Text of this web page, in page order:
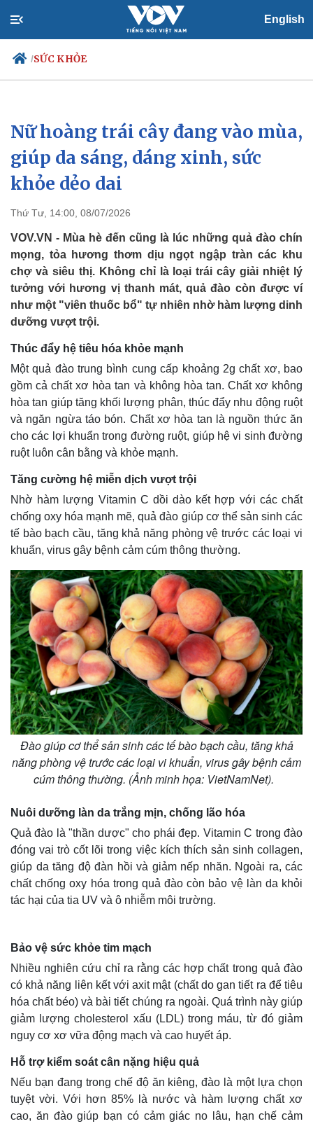
English
/SỨC KHỎE
Chính trị
Đảng
Tổ chức nhân sự
Quốc hội
Xã hội
Tin 24h
Dự báo thời tiết
Nữ hoàng trái cây đang vào mùa,
giúp da sáng, dáng xinh, sức
khỏe dẻo dai
Thứ Tư, 14:00, 08/07/2026
VOV.VN - Mùa hè đến cũng là lúc những quả đào chín
mọng, tỏa hương thơm dịu ngọt ngập tràn các khu
chợ và siêu thị. Không chỉ là loại trái cây giải nhiệt lý
tưởng với hương vị thanh mát, quả đào còn được ví
như một "viên thuốc bổ" tự nhiên nhờ hàm lượng dinh
dưỡng vượt trội.
Thúc đẩy hệ tiêu hóa khỏe mạnh
Một quả đào trung bình cung cấp khoảng 2g chất xơ, bao
gồm cả chất xơ hòa tan và không hòa tan. Chất xơ không
hòa tan giúp tăng khối lượng phân, thúc đẩy nhu động ruột
và ngăn ngừa táo bón. Chất xơ hòa tan là nguồn thức ăn
cho các lợi khuẩn trong đường ruột, giúp hệ vi sinh đường
ruột luôn cân bằng và khỏe mạnh.
Tăng cường hệ miễn dịch vượt trội
Nhờ hàm lượng Vitamin C dồi dào kết hợp với các chất
chống oxy hóa mạnh mẽ, quả đào giúp cơ thể sản sinh các
tế bào bạch cầu, tăng khả năng phòng vệ trước các loại vi
khuẩn, virus gây bệnh cảm cúm thông thường.
Đào giúp cơ thể sản sinh các tế bào bạch cầu, tăng khả
năng phòng vệ trước các loại vi khuẩn, virus gây bệnh cảm
cúm thông thường. (Ảnh minh họa: VietNamNet).
Nuôi dưỡng làn da trắng mịn, chống lão hóa
Quả đào là "thần dược" cho phái đẹp. Vitamin C trong đào
đóng vai trò cốt lõi trong việc kích thích sản sinh collagen,
giúp da tăng độ đàn hồi và giảm nếp nhăn. Ngoài ra, các
chất chống oxy hóa trong quả đào còn bảo vệ làn da khỏi
tác hại của tia UV và ô nhiễm môi trường.
Bảo vệ sức khỏe tim mạch
Nhiều nghiên cứu chỉ ra rằng các hợp chất trong quả đào
có khả năng liên kết với axit mật (chất do gan tiết ra để tiêu
hóa chất béo) và bài tiết chúng ra ngoài. Quá trình này giúp
giảm lượng cholesterol xấu (LDL) trong máu, từ đó giảm
nguy cơ xơ vữa động mạch và cao huyết áp.
Hỗ trợ kiểm soát cân nặng hiệu quả
Nếu bạn đang trong chế độ ăn kiêng, đào là một lựa chọn
tuyệt vời. Với hơn 85% là nước và hàm lượng chất xơ
cao, ăn đào giúp bạn có cảm giác no lâu, hạn chế cảm